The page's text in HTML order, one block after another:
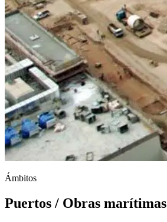
Ámbitos
Puertos / Obras marítimas